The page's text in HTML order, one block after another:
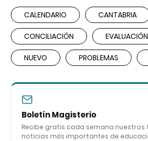
CALENDARIO CANTABRIA
CONCILIACIÓN EVALUACIÓN
NUEVO PROBLEMAS
Boletín Magisterio
Recibe gratis cada semana nuestros
noticias más importantes de